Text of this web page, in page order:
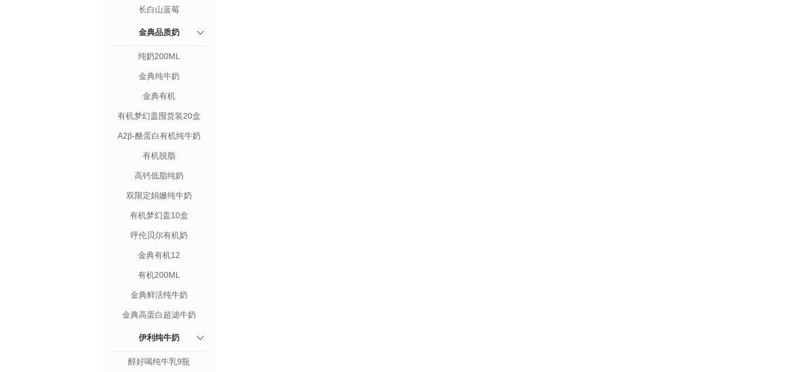
长白山蓝莓
金典品质奶
纯奶200ML
金典纯牛奶
金典有机
有机梦幻盖囤货装20盒
A2β-酪蛋白有机纯牛奶
有机脱脂
高钙低脂纯奶
双限定娟姗纯牛奶
有机梦幻盖10盒
呼伦贝尔有机奶
金典有机12
有机200ML
金典鲜活纯牛奶
金典高蛋白超滤牛奶
伊利纯牛奶
醇好喝纯牛乳9瓶